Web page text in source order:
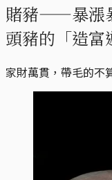
賭豬——暴漲
頭豬的「造富
家財萬貫，帶毛的不